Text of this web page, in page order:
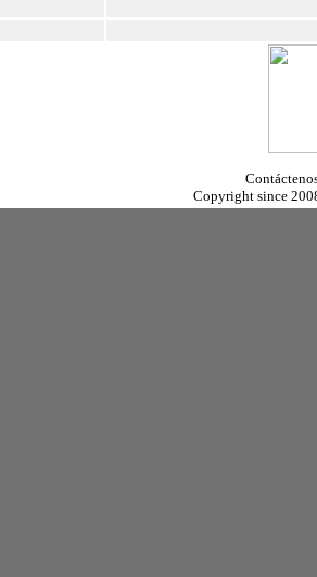
Copyright since